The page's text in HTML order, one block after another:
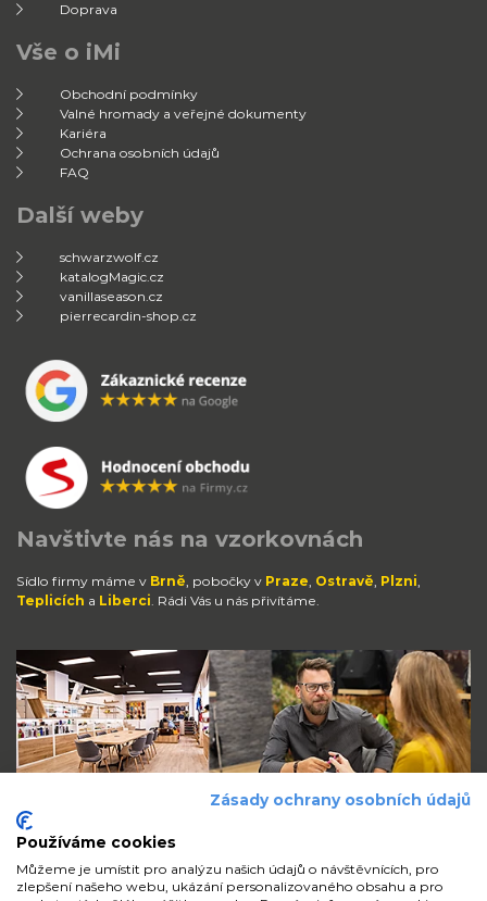
Doprava
Vše o iMi
Obchodní podmínky
Valné hromady a veřejné dokumenty
Kariéra
Ochrana osobních údajů
FAQ
Další weby
schwarzwolf.cz
katalogMagic.cz
vanillaseason.cz
pierrecardin-shop.cz
Navštivte nás na vzorkovnách
Sídlo firmy máme v Brně, pobočky v Praze, Ostravě, Plzni,
Teplicích a Liberci. Rádi Vás u nás přivítáme.
Zůstaňte s námi v kontaktu
Zásady ochrany osobních údajů
Používáme cookies
Můžeme je umístit pro analýzu našich údajů o návštěvnících, pro
zlepšení našeho webu, ukázání personalizovaného obsahu a pro